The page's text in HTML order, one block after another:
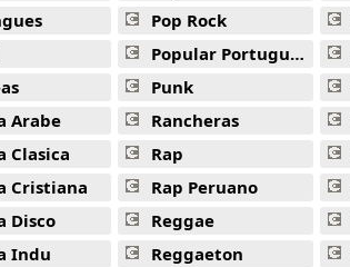
Arabe
Clasica
Cristiana
Disco
Indu
Pop Rock
Popular Portuguesa
Punk
Rancheras
Rap
Rap Peruano
Reggae
Reggaeton